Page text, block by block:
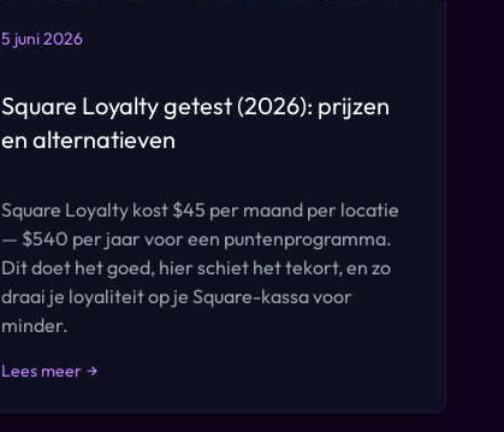
5 juni 2026
Square Loyalty getest (2026): prijzen
en alternatieven
Square Loyalty kost $45 per maand per locatie
— $540 per jaar voor een puntenprogramma.
Dit doet het goed, hier schiet het tekort, en zo
draai je loyaliteit op je Square-kassa voor
minder.
Lees meer →